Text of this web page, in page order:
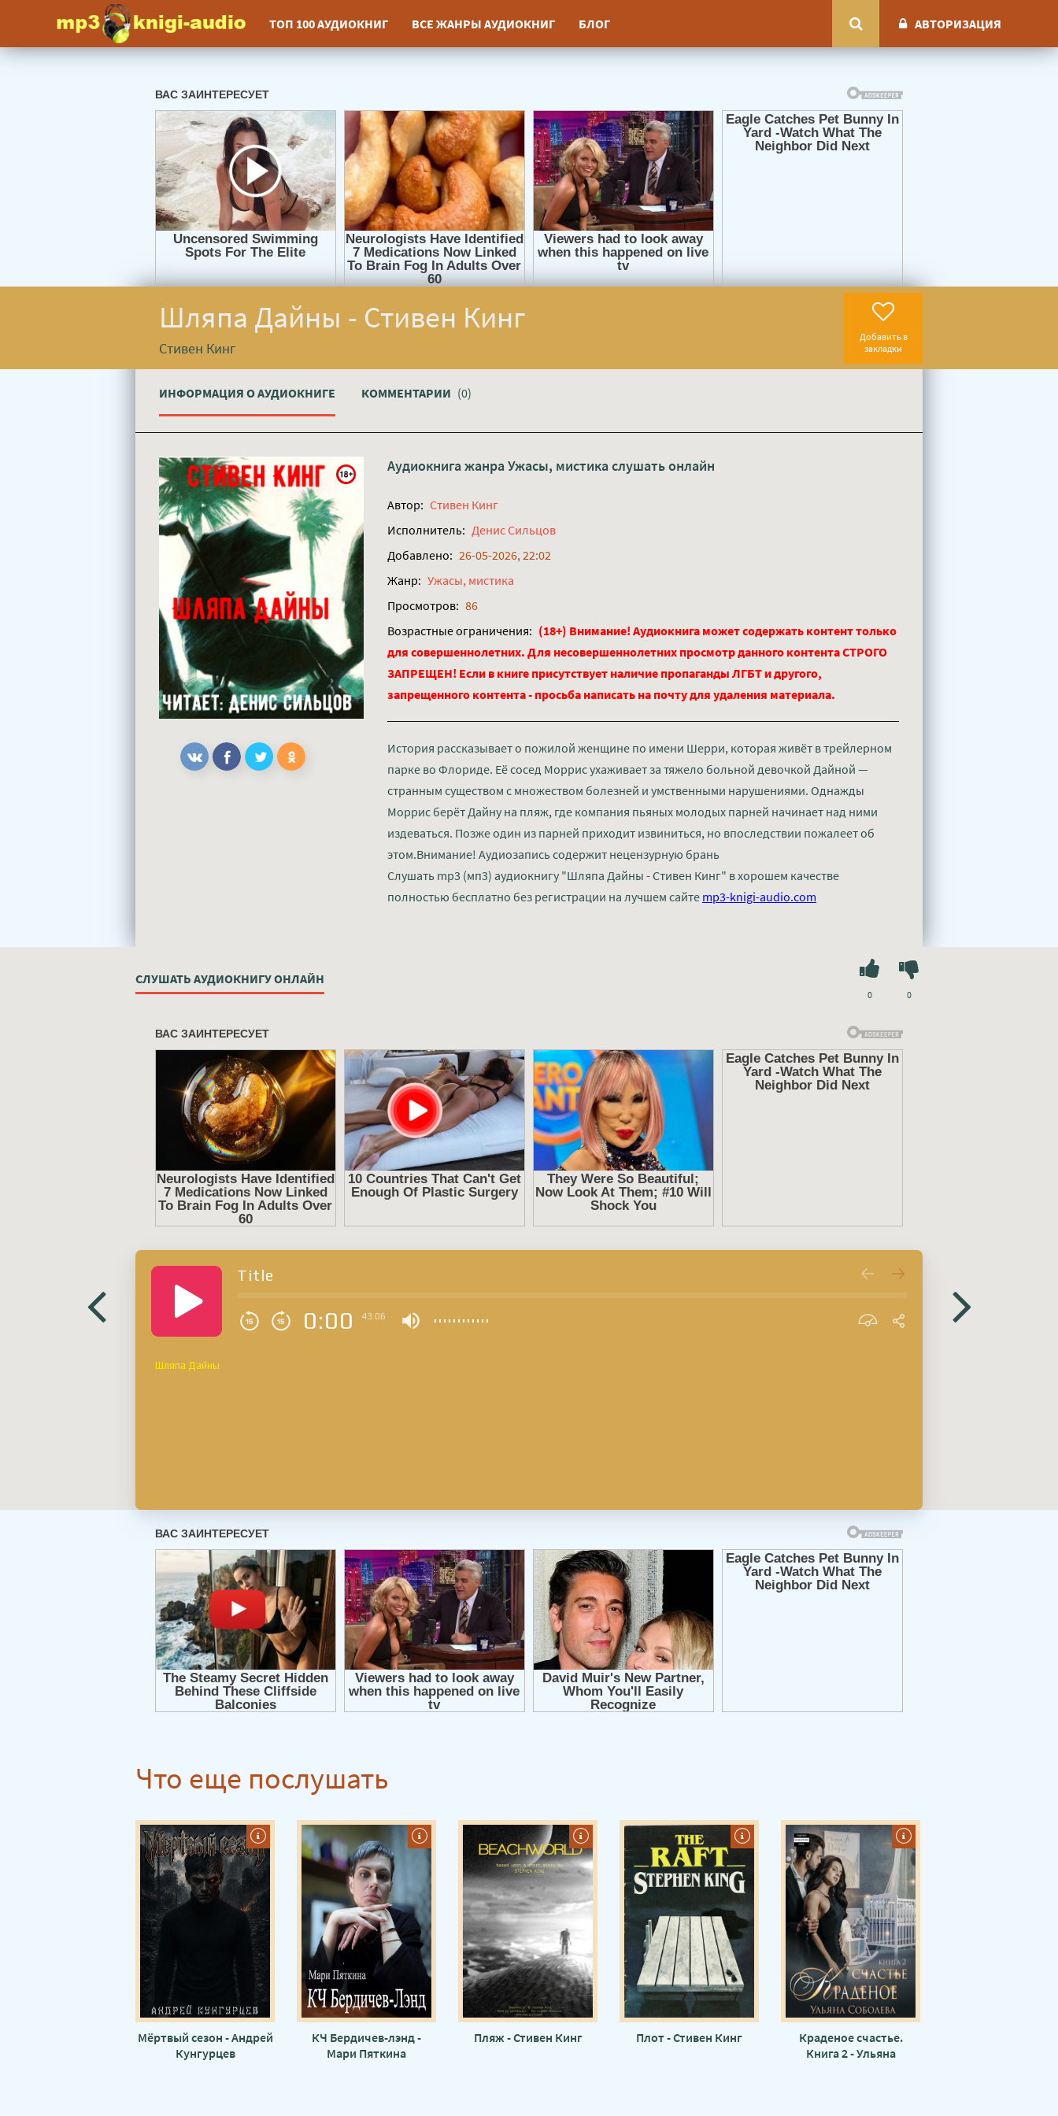
ТОП 100 АУДИОКНИГ ВСЕ ЖАНРЫ АУДИОКНИГ БЛОГ АВТОРИЗАЦИЯ
Шляпа Дайны - Стивен Кинг
Стивен Кинг
Добавить в
закладки
ИНФОРМАЦИЯ О АУДИОКНИГЕ КОММЕНТАРИИ (0)
Аудиокнига жанра Ужасы, мистика слушать онлайн
Автор: Стивен Кинг
Исполнитель: Денис Сильцов
Добавлено: 26-05-2026, 22:02
Жанр: Ужасы, мистика
Просмотров: 86
Возрастные ограничения: (18+) Внимание! Аудиокнига может содержать контент только
для совершеннолетних. Для несовершеннолетних просмотр данного контента СТРОГО
ЗАПРЕЩЕН! Если в книге присутствует наличие пропаганды ЛГБТ и другого,
запрещенного контента - просьба написать на почту для удаления материала.
История рассказывает о пожилой женщине по имени Шерри, которая живёт в трейлерном
парке во Флориде. Её сосед Моррис ухаживает за тяжело больной девочкой Дайной —
странным существом с множеством болезней и умственными нарушениями. Однажды
Моррис берёт Дайну на пляж, где компания пьяных молодых парней начинает над ними
издеваться. Позже один из парней приходит извиниться, но впоследствии пожалеет об
этом.Внимание! Аудиозапись содержит нецензурную брань
Слушать mp3 (мп3) аудиокнигу "Шляпа Дайны - Стивен Кинг" в хорошем качестве
полностью бесплатно без регистрации на лучшем сайте mp3-knigi-audio.com
СЛУШАТЬ АУДИОКНИГУ ОНЛАЙН
0 0
Title
0:00 43:06
Шляпа Дайны
Что еще послушать
Мёртвый сезон - Андрей
Кунгурцев
КЧ Бердичев-лэнд -
Мари Пяткина
Пляж - Стивен Кинг Плот - Стивен Кинг
Краденое счастье.
Книга 2 - Ульяна